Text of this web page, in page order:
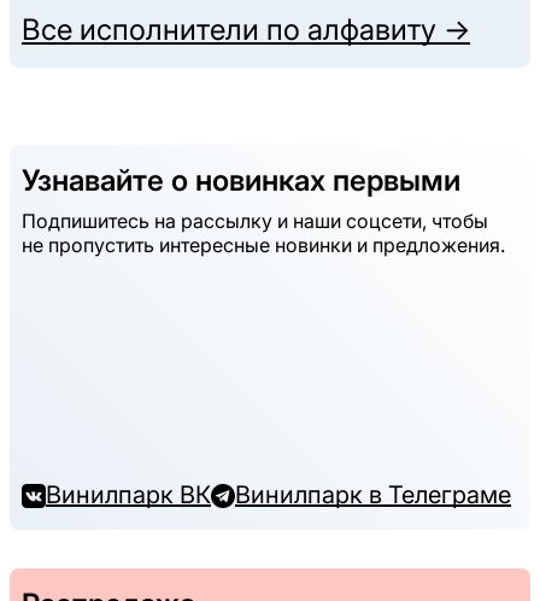
Все исполнители по алфавиту →
Узнавайте о новинках первыми
Подпишитесь на рассылку и наши соцсети, чтобы
не пропустить интересные новинки и предложения.
Винилпарк ВК Винилпарк в Телеграме